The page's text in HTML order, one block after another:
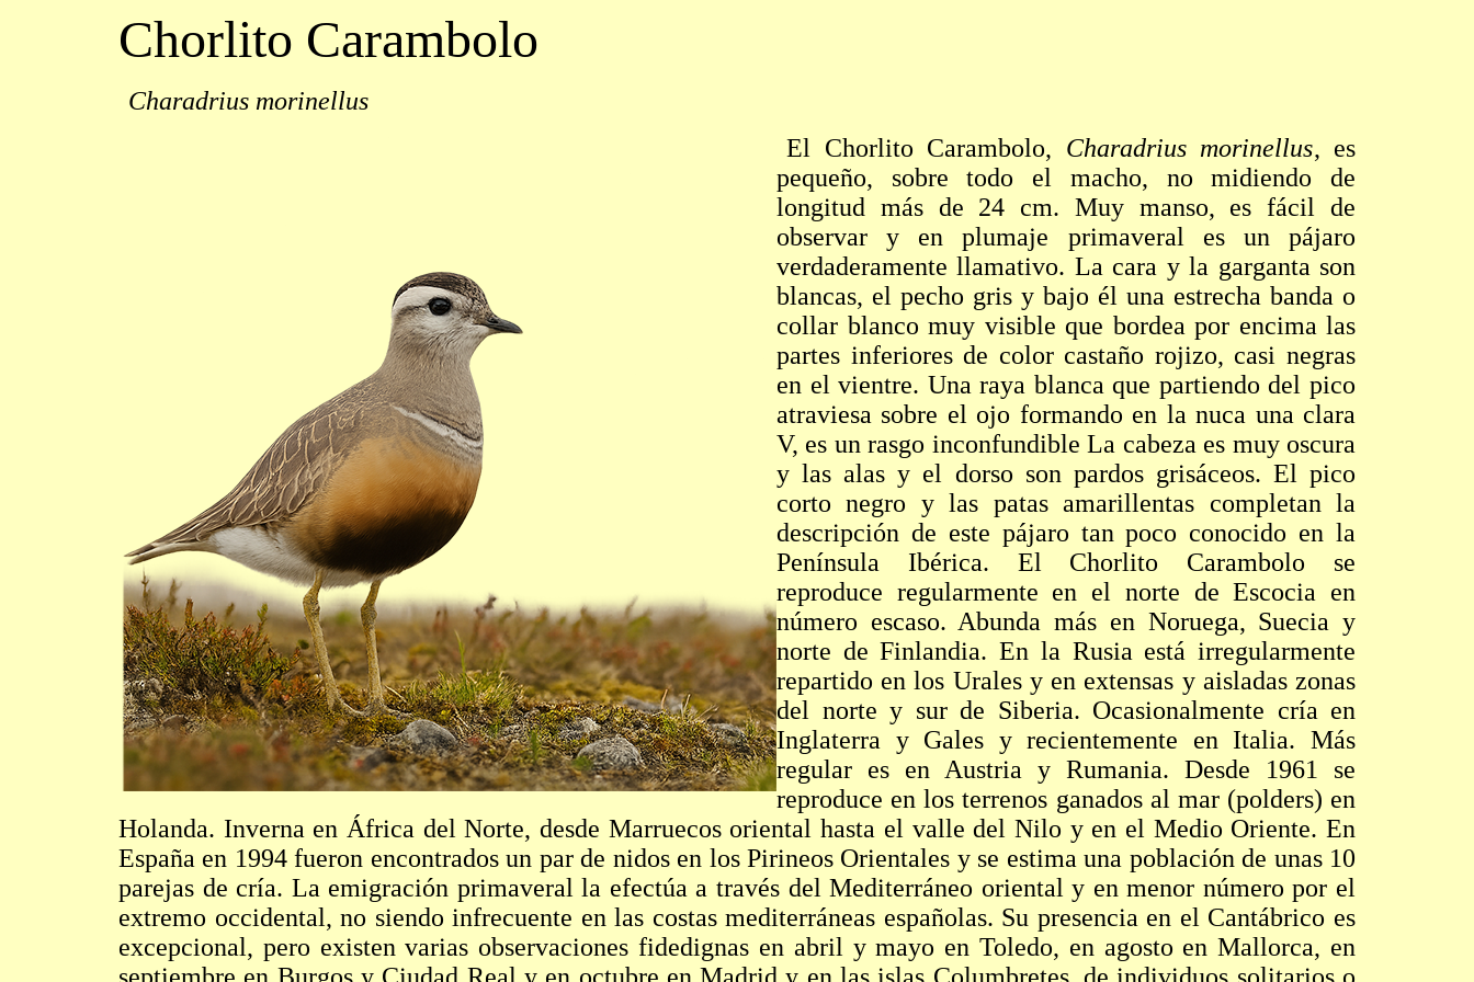
Chorlito Carambolo
Charadrius morinellus
El Chorlito Carambolo, Charadrius morinellus, es
pequeño, sobre todo el macho, no midiendo de
longitud más de 24 cm. Muy manso, es fácil de
observar y en plumaje primaveral es un pájaro
verdaderamente llamativo. La cara y la garganta son
blancas, el pecho gris y bajo él una estrecha banda o
collar blanco muy visible que bordea por encima las
partes inferiores de color castaño rojizo, casi negras
en el vientre. Una raya blanca que partiendo del pico
atraviesa sobre el ojo formando en la nuca una clara
V, es un rasgo inconfundible La cabeza es muy oscura
y las alas y el dorso son pardos grisáceos. El pico
corto negro y las patas amarillentas completan la
descripción de este pájaro tan poco conocido en la
Península Ibérica. El Chorlito Carambolo se
reproduce regularmente en el norte de Escocia en
número escaso. Abunda más en Noruega, Suecia y
norte de Finlandia. En la Rusia está irregularmente
repartido en los Urales y en extensas y aisladas zonas
del norte y sur de Siberia. Ocasionalmente cría en
Inglaterra y Gales y recientemente en Italia. Más
regular es en Austria y Rumania. Desde 1961 se
reproduce en los terrenos ganados al mar (polders) en
Holanda. Inverna en África del Norte, desde Marruecos oriental hasta el valle del Nilo y en el Medio Oriente. En
España en 1994 fueron encontrados un par de nidos en los Pirineos Orientales y se estima una población de unas 10
parejas de cría. La emigración primaveral la efectúa a través del Mediterráneo oriental y en menor número por el
extremo occidental, no siendo infrecuente en las costas mediterráneas españolas. Su presencia en el Cantábrico es
excepcional, pero existen varias observaciones fidedignas en abril y mayo en Toledo, en agosto en Mallorca, en